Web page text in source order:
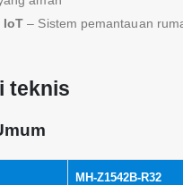
IoT – Sistem pemantauan
teknis
MH-Z1542B-R32